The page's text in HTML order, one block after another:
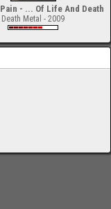
- ... Of Life And Death
Death Metal - 2009